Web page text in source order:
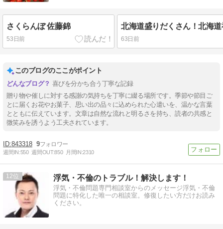
さくらんぼ 佐藤錦
53日前 63日前
このブログのここがポイント
喜びを分かち合う丁寧な記録
贈り物や催しに対する感謝の気持ちを丁寧に綴る場所です。季節や節目ご
とに届くお花やお菓子、思い出の品々に込められた心遣いを、温かな言葉
とともに伝えています。文章は自然な流れと明るさを持ち、読者の共感と
微笑みを誘うよう工夫されています。
843318 9
週間IN:550 週間OUT:850 月間IN:2310
12 浮気・不倫のトラブル！解決します！
浮気・不倫問題専門相談室からのメッセージ浮気・不倫
問題に特化した唯一の相談室。修復したい方だけお読み
ください。